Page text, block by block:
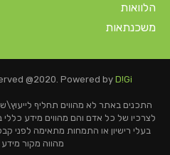
הלוואות
משכנתאות
האתר,
באפשרותך
ללחוץ
@2020. Powered by D!Gi
התכנים באתר לא מהווים תחליף
לצרכיו של כל אדם והם מהווים מידע
בעלי רישיון או התמחות מתאימה לפני
מהווה מקור